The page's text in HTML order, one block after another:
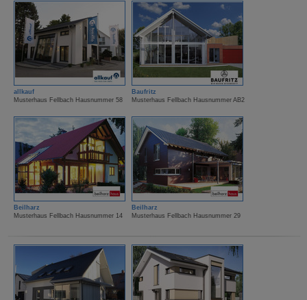
allkauf
Musterhaus Fellbach Hausnummer 58
Baufritz
Musterhaus Fellbach Hausnummer AB2
Beilharz
Musterhaus Fellbach Hausnummer 14
Beilharz
Musterhaus Fellbach Hausnummer 29